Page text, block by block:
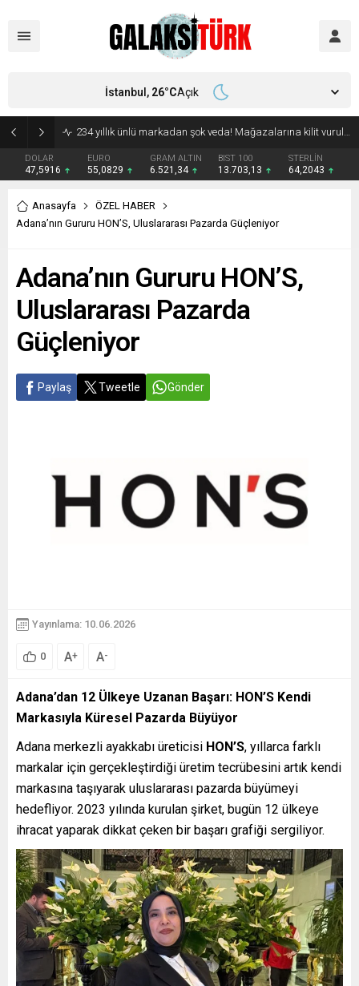
Vücudunuzu zehirliyor: Varsa çöpe atın! Yiyeni hasta ediyor
DOLAR
47,5916
EURO
55,0829
GRAM ALTIN
6.521,34
BIST 100
13.703,13
STERLİN
64,2043
İstanbul, 26°CAçık
Anasayfa
ÖZEL HABER
Adana’nın Gururu HON’S, Uluslararası Pazarda Güçleniyor
Adana’nın Gururu HON’S,
Uluslararası Pazarda
Güçleniyor
Paylaş Tweetle Gönder
Yayınlama: 10.06.2026
0 A+ A-
Adana’dan 12 Ülkeye Uzanan Başarı: HON’S Kendi
Markasıyla Küresel Pazarda Büyüyor
Adana merkezli ayakkabı üreticisi HON’S, yıllarca farklı
markalar için gerçekleştirdiği üretim tecrübesini artık kendi
markasına taşıyarak uluslararası pazarda büyümeyi
hedefliyor. 2023 yılında kurulan şirket, bugün 12 ülkeye
ihracat yaparak dikkat çeken bir başarı grafiği sergiliyor.